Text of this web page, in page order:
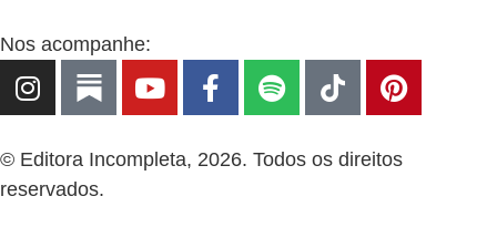
Nos acompanhe:
© Editora Incompleta, 2026. Todos os direitos
reservados.